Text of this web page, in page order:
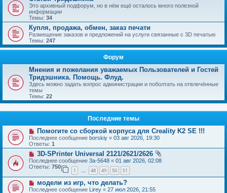
Это архивный подфорум, но в нём ещё осталось много полезной
информации
Темы: 34
Купля, продажа, обмен, заказ печати
Размещение заказов и предложений на услуги связанные с 3D печатью
Темы: 247
Форум
Мнения и пожелания уважаемых Пользователей и Гостей
Тридэшника. Помощь. Флуд.
Здесь можно задать вопрос администрации и поболтать на отвлечённые
темы
Темы: 22
Последние темы
Помогите со сборкой корпуса для Creality K2 SE !!!
Последнее сообщение borskiy « 03 авг 2026, 19:30
Ответы: 1
3D-SPrinter Universal 2121/2621/2626
Последнее сообщение 3a-5648 « 01 авг 2026, 02:08
Ответы: 750
1 … 48 49 50 51
модели из игр, что делать?
Последнее сообщение Lirey « 27 июл 2026, 21:55